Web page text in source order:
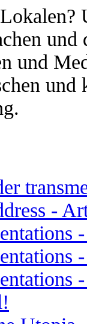
und
und
und
-